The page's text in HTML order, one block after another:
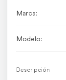
Marca:
Modelo:
Descripción